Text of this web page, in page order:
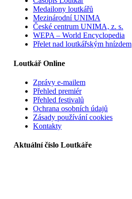
Medailony loutkářů
Mezinárodní UNIMA
České centrum UNIMA, z. s.
WEPA – World Encyclopedia
Přelet nad loutkářským hnízdem
Loutkář Online
Zprávy e-mailem
Přehled premiér
Přehled festivalů
Ochrana osobních údajů
Zásady používání cookies
Kontakty
Aktuální číslo Loutkáře